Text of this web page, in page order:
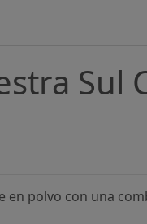
Sul
en polvo con una